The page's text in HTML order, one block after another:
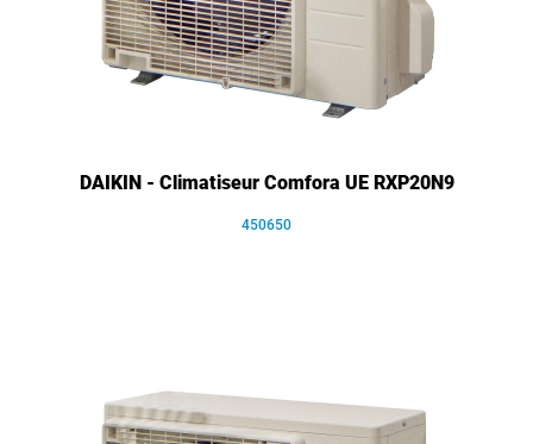
DAIKIN - Climatiseur Comfora UE RXP20N9
450650